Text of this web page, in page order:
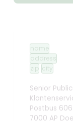
name
address
zip city
Senior
Postbus 606
7000 AP